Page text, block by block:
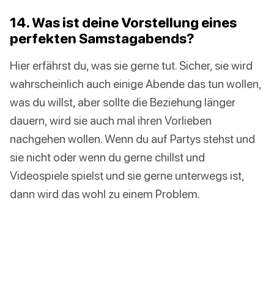
14. Was ist deine Vorstellung eines
perfekten Samstagabends?
Hier erfährst du, was sie gerne tut. Sicher, sie wird
wahrscheinlich auch einige Abende das tun wollen,
was du willst, aber sollte die Beziehung länger
dauern, wird sie auch mal ihren Vorlieben
nachgehen wollen. Wenn du auf Partys stehst und
sie nicht oder wenn du gerne chillst und
Videospiele spielst und sie gerne unterwegs ist,
dann wird das wohl zu einem Problem.